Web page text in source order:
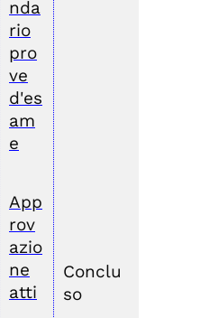
nda
rio
pro
ve
d'es
am
e
App
rov
azio
ne
atti
Conclu
so